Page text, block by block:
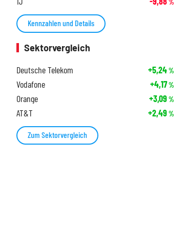
%
Kennzahlen und Details
Sektorvergleich
Deutsche Telekom
+5,24%
Vodafone +4,17%
Orange +3,09%
AT&T +2,49%
Zum Sektorvergleich